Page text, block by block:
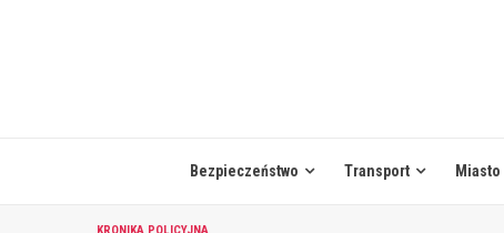
Bezpieczeństwo Transport Miasto